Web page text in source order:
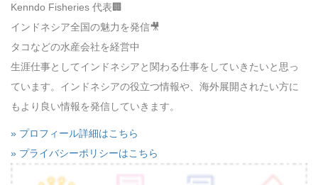
Kenndo Fisheries 代表🏢
インドネシア全国の魅力を発信🎥
タコなどの水産会社を経営中
生涯仕事としてインドネシアと関わる仕事をしていきたいと思っ
ています。インドネシアの役立つ情報や、海外展開されたい方に
もより良い情報を発信していきます。
» プロフィール詳細はこちら
» プライバシーポリシーはこちら